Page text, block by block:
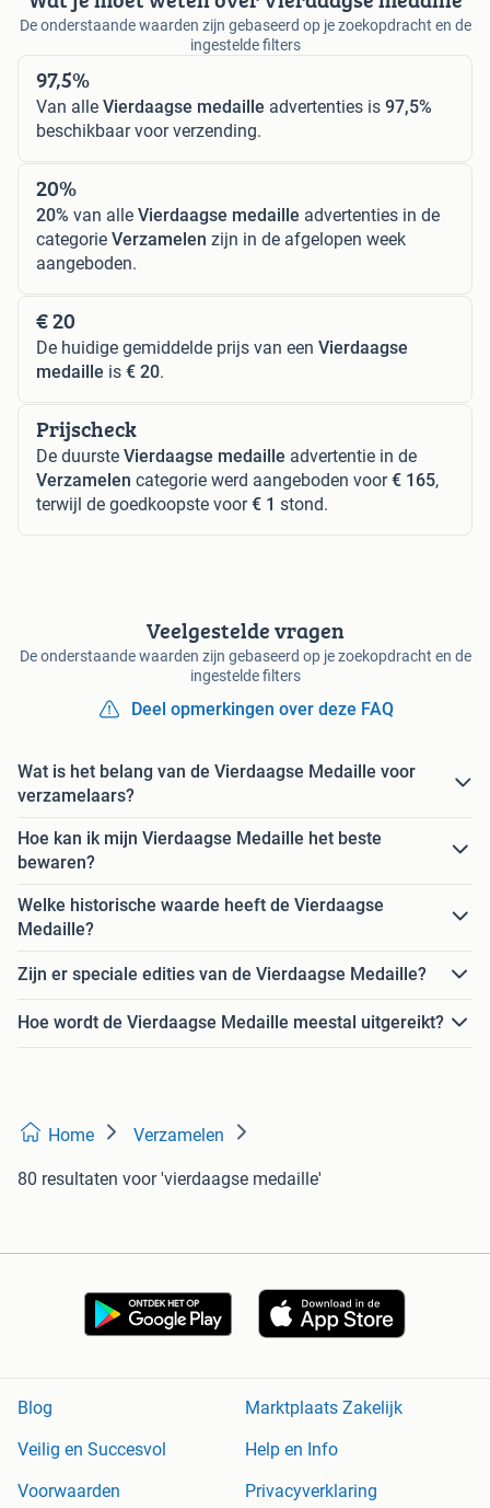
De onderstaande waarden zijn gebaseerd op je zoekopdracht en de
ingestelde filters
97,5%
Van alle Vierdaagse medaille advertenties is 97,5%
beschikbaar voor verzending.
20%
20% van alle Vierdaagse medaille advertenties in de
categorie Verzamelen zijn in de afgelopen week
aangeboden.
€ 20
De huidige gemiddelde prijs van een Vierdaagse
medaille is € 20.
Prijscheck
De duurste Vierdaagse medaille advertentie in de
Verzamelen categorie werd aangeboden voor€ 165,
terwijl de goedkoopste voor€ 1 stond.
Veelgestelde vragen
De onderstaande waarden zijn gebaseerd op je zoekopdracht en de
ingestelde filters
Deel opmerkingen over deze FAQ
Wat is het belang van de Vierdaagse Medaille voor
verzamelaars?
Hoe kan ik mijn Vierdaagse Medaille het beste
bewaren?
Welke historische waarde heeft de Vierdaagse
Medaille?
Zijn er speciale edities van de Vierdaagse Medaille?
Hoe wordt de Vierdaagse Medaille meestal uitgereikt?
Home Verzamelen
80 resultaten voor 'vierdaagse medaille'
Blog
Marktplaats Zakelijk
Veilig en Succesvol
Help en Info
Voorwaarden
Privacyverklaring